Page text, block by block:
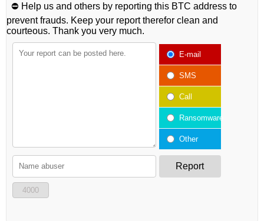
⛔️ Help us and others by reporting this BTC address to
prevent frauds. Keep your report therefor clean and
courteous. Thank you very much.
E-mail
SMS
Call
Ransomware
Other
Report
4000